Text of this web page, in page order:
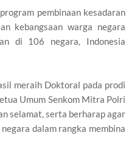
pembinaan kesadaran
kebangsaan warga negara
di 106 negara, Indonesia
meraih Doktoral pada prodi
Umum Senkom Mitra Polri
selamat, serta berharap agar
dalam rangka membina